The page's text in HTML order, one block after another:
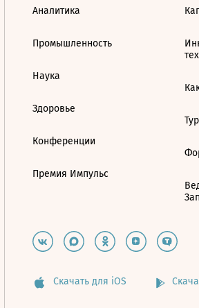
Аналитика
Промышленность
Наука
Здоровье
Конференции
Премия Импульс
Скачать для iOS